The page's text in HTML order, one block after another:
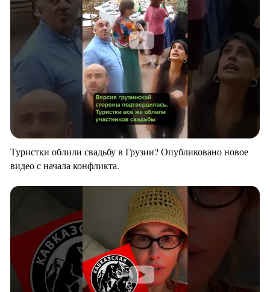
Туристки облили свадьбу в Грузии? Опубликовано новое
видео с начала конфликта.